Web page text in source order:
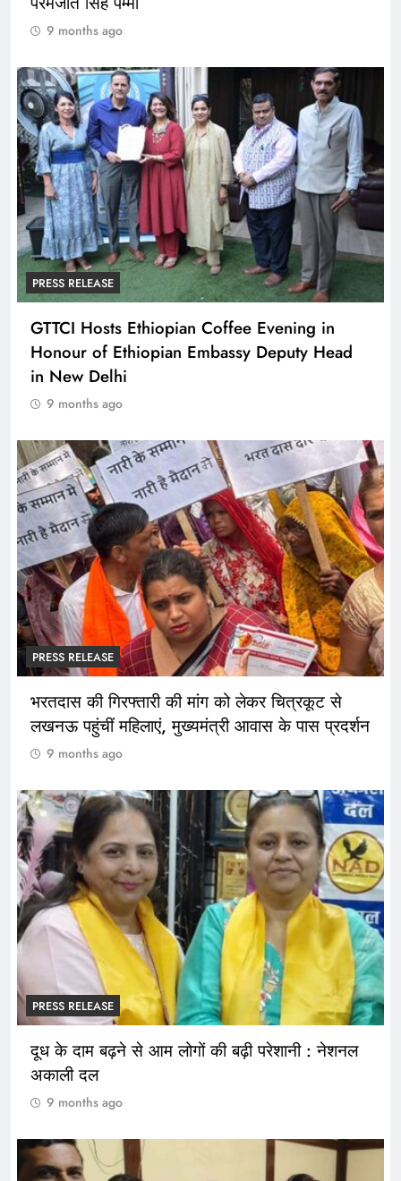
9 months ago
PRESS RELEASE
GTTCI Hosts Ethiopian Coffee Evening in
Honour of Ethiopian Embassy Deputy Head
in New Delhi
9 months ago
PRESS RELEASE
भरतदास की गिरफ्तारी की मांग को लेकर चित्रकूट से
लखनऊ पहुंचीं महिलाएं, मुख्यमंत्री आवास के पास प्रदर्शन
9 months ago
PRESS RELEASE
दूध के दाम बढ़ने से आम लोगों की बढ़ी परेशानी : नेशनल
अकाली दल
9 months ago